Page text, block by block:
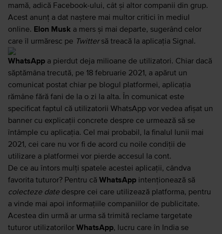
mamă, adică Facebook-ului, cât și altor companii din grup.
Acest anunț a dat naștere mai multor critici în mediul
online. Elon Musk a mers și mai departe, sugerând celor
care îl urmăresc pe Twittersă treacă la aplicația Signal.
WhatsApp a pierdut deja milioane de utilizatori. Chiar dacă
săptămâna trecută, pe 18 februarie 2021, a apărut un
comunicat postat chiar pe blogul platformei, aplicația
rămâne fără fani de la o zi la alta. În comunicat este
specificat faptul că utilizatorii WhatsApp vor vedea afișat un
banner cu explicații concrete despre ce urmează să se
întâmple cu aplicația. Cel mai probabil, la finalul lunii mai
2021, cei care nu vor fi de acord cu noile condiții de
utilizare a platformei vor pierde accesul la cont.
De ce au întors mulți spatele acestei aplicații, cândva
favorita tuturor? Pentru că WhatsApp intenționează să
colecteze date despre cei care utilizează platforma, pentru
a vinde mai apoi informațiile companiilor de publicitate.
Acestea din urmă ar urma să trimită reclame targetate
tuturor utilizatorilor WhatsApp, lucru care în India se